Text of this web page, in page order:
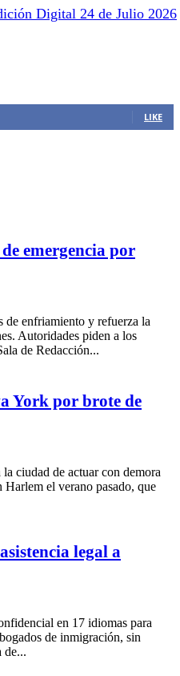
LIKE
emergencia por
de enfriamiento y refuerza la
Autoridades piden a los
de Redacción...
York por brote de
ciudad de actuar con demora
el verano pasado, que
legal a
en 17 idiomas para
de inmigración, sin
de...